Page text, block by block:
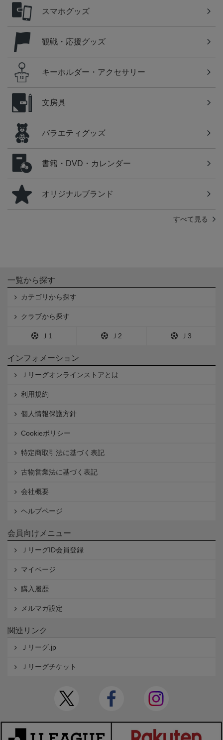
スマホグッズ
観戦・応援グッズ
キーホルダー・アクセサリー
文房具
バラエティグッズ
書籍・DVD・カレンダー
オリジナルブランド
すべて見る
一覧から探す
カテゴリから探す
クラブから探す
Ｊ1 Ｊ2 Ｊ3
インフォメーション
Ｊリーグオンラインストアとは
利用規約
個人情報保護方針
Cookieポリシー
特定商取引法に基づく表記
古物営業法に基づく表記
会社概要
ヘルプページ
会員向けメニュー
ＪリーグID会員登録
マイページ
購入履歴
メルマガ設定
関連リンク
Ｊリーグ.jp
Ｊリーグチケット